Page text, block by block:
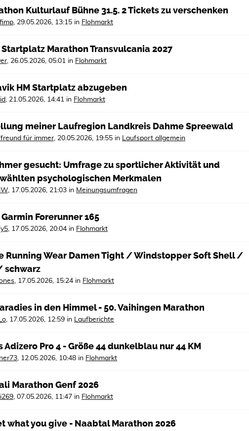
Kulturlauf Bühne 31.5. 2 Tickets zu verschenken
, 29.05.2026, 13:15 in Flohmarkt
Startplatz Marathon Transvulcania 2027
, 26.05.2026, 05:01 in Flohmarkt
HM Startplatz abzugeben
, 21.05.2026, 14:41 in Flohmarkt
meiner Laufregion Landkreis Dahme Spreewald
für immer, 20.05.2026, 19:55 in Laufsport allgemein
gesucht: Umfrage zu sportlicher Aktivität und
psychologischen Merkmalen
, 17.05.2026, 21:03 in Meinungsumfragen
Forerunner 165
, 17.05.2026, 20:04 in Flohmarkt
Running Wear Damen Tight / Windstopper Soft Shell /
schwarz
, 17.05.2026, 15:24 in Flohmarkt
in den Himmel - 50. Vaihingen Marathon
, 17.05.2026, 12:59 in Laufberichte
Adizero Pro 4 - Größe 44 dunkelblau nur 44 KM
, 12.05.2026, 10:48 in Flohmarkt
Marathon Genf 2026
, 07.05.2026, 11:47 in Flohmarkt
what you give - Naabtal Marathon 2026